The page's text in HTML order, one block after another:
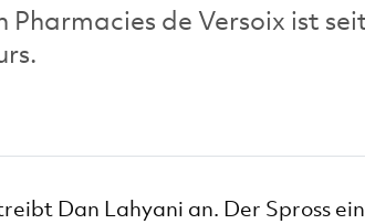
Pharmacies de Versoix ist
Dan Lahyani an. Der Spross